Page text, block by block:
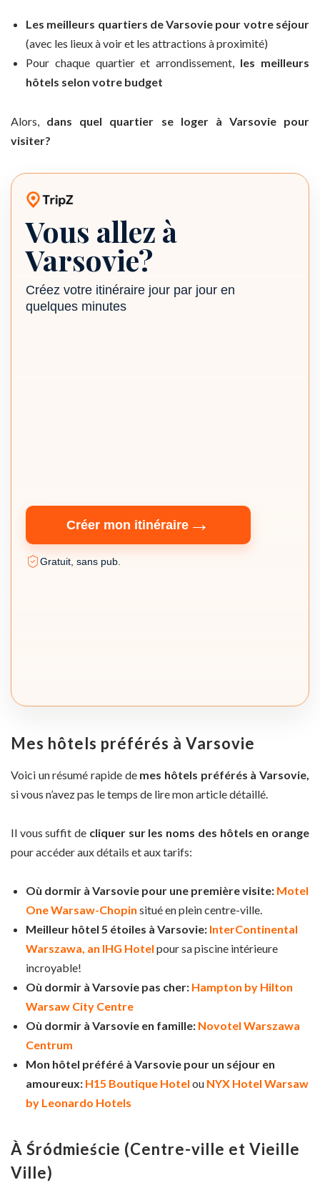
Les meilleurs quartiers de Varsovie pour votre séjour
(avec les lieux à voir et les attractions à proximité)
Pour chaque quartier et arrondissement, les meilleurs
hôtels selon votre budget
Alors, dans quel quartier se loger à Varsovie pour
visiter?
Planificateur de voyage TripZ
Vous allez à
Varsovie?
Créez votre itinéraire jour par jour en
quelques minutes
Créer mon itinéraire →
Gratuit, sans pub.
Mes hôtels préférés à Varsovie
Voici un résumé rapide de mes hôtels préférés à Varsovie,
si vous n’avez pas le temps de lire mon article détaillé.
Il vous suffit de cliquer sur les noms des hôtels en orange
pour accéder aux détails et aux tarifs:
Où dormir à Varsovie pour une première visite: Motel
One Warsaw-Chopin situé en plein centre-ville.
Meilleur hôtel 5 étoiles à Varsovie: InterContinental
Warszawa, an IHG Hotel pour sa piscine intérieure
incroyable!
Où dormir à Varsovie pas cher: Hampton by Hilton
Warsaw City Centre
Où dormir à Varsovie en famille: Novotel Warszawa
Centrum
Mon hôtel préféré à Varsovie pour un séjour en
amoureux: H15 Boutique Hotel ou NYX Hotel Warsaw
by Leonardo Hotels
À Śródmieście (Centre-ville et Vieille
Ville)